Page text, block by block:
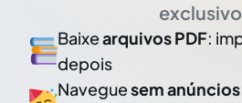
Baixearquivos PDF:
depois
Naveguesem anúncios